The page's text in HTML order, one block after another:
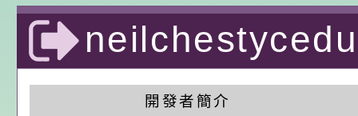
電影營」、「祖孫樂
「愛『原原』不絕-
樂會」、「邁向下
員會函釋公務員留職
赴陸應申請許可一案
中興國民小學115學
期第1次第7-9招代課
甄選公告
本校「115學年度國
校課程計畫」核定一
轉知教育部國民及
計者：徐嘉裕
開發者簡介